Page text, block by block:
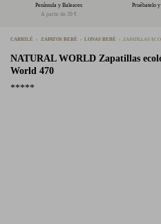
Península y Baleares
A partir de 39 €
Pruébatelo
CARRILÉ ZAPATOS BEBÉ LONAS BEBÉ ZAPATILLAS
NATURAL WORLD Zapatillas
World 470
*****